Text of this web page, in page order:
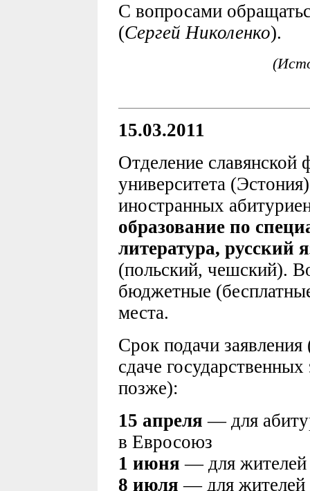
С вопросами
(Сергей Николенко).
15.03.2011
Отделение славянской
университета
иностранных
образование по
литература, русский
(польский, чешский).
бюджетные
места.
Срок подачи заявления
сдаче
позже):
15 апреля — для
в Евросоюз
1 июня — для
8 июля — для жителей